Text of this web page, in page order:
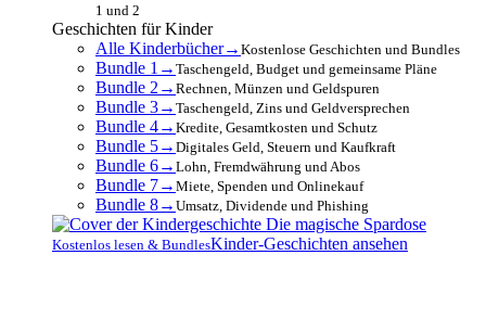
1 und 2
Geschichten für Kinder
Alle Kinderbücher→ Kostenlose Geschichten und Bundles
Bundle 1 → Taschengeld, Budget und gemeinsame Pläne
Bundle 2 → Rechnen, Münzen und Geldspuren
Bundle 3→ Taschengeld, Zins und Geldversprechen
Bundle 4→ Kredite, Gesamtkosten und Schutz
Bundle 5→ Digitales Geld, Steuern und Kaufkraft
Bundle 6→ Lohn, Fremdwährung und Abos
Bundle 7→ Miete, Spenden und Onlinekauf
Bundle 8→ Umsatz, Dividende und Phishing
Kostenlos lesen & BundlesKinder-Geschichten ansehen